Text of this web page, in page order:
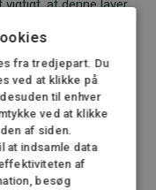
at denne laver
ønsker at opsige
Hvis
optælling af
betale løn i
en eventuelt
fra tredjepart. Du
ved at klikke på
til enhver
ved at klikke
af siden.
at indsamle data
af
besøg